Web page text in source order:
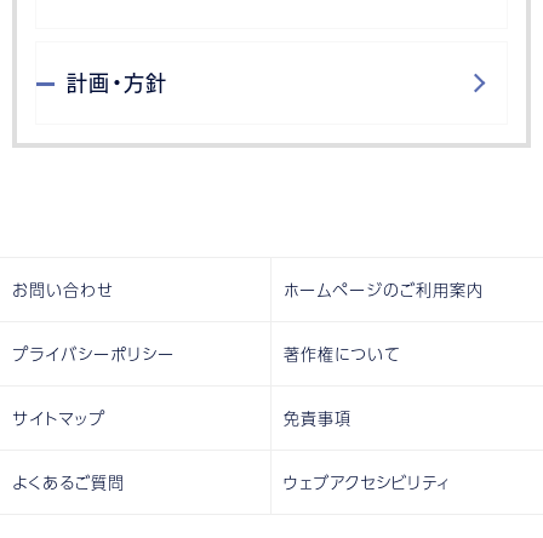
計画・方針
お問い合わせ ホームページのご利用案内
プライバシーポリシー 著作権について
サイトマップ 免責事項
よくあるご質問 ウェブアクセシビリティ